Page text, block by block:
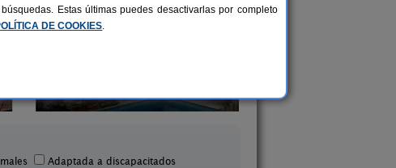
Adaptada a discapacitados
Estas últimas puedes desactivarlas por completo
DE COOKIES.